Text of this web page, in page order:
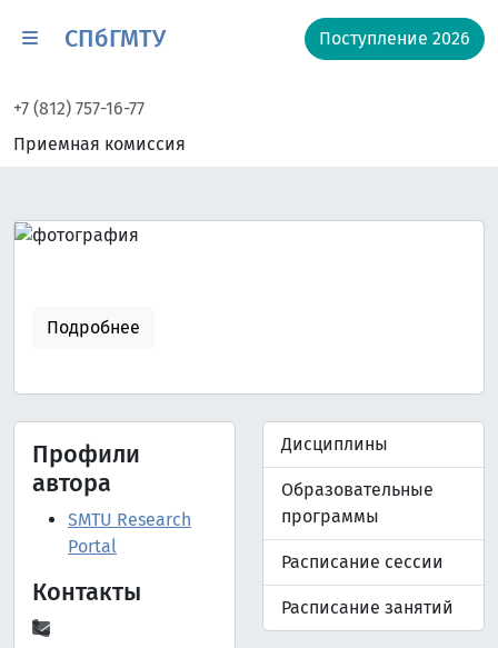
СПбГМТУ Поступление 2026
+7 (812) 757-16-77
Приемная комиссия
Подробнее
Профили
автора
SMTU Research
Portal
Контакты
Дисциплины
Образовательные
программы
Расписание сессии
Расписание занятий